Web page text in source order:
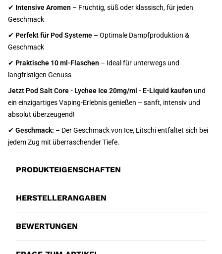
✔ Intensive Aromen – Fruchtig, süß oder klassisch, für jeden
Geschmack
✔ Perfekt für Pod Systeme – Optimale Dampfproduktion &
Geschmack
✔ Praktische 10 ml-Flaschen – Ideal für unterwegs und
langfristigen Genuss
Jetzt Pod Salt Core - Lychee Ice 20mg/ml - E-Liquid kaufen und
ein einzigartiges Vaping-Erlebnis genießen – sanft, intensiv und
absolut überzeugend!
✔ Geschmack: – Der Geschmack von Ice, Litschi entfaltet sich bei
jedem Zug mit überraschender Tiefe.
PRODUKTEIGENSCHAFTEN
HERSTELLERANGABEN
BEWERTUNGEN